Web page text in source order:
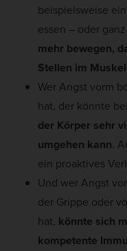
beispielsweise
essen – oder
mehr bewegen,
Stellen im
Wer Angst vorm
hat, der könnte
der Körper sehr
umgehen kann.
ein proaktives
Und wer Angst
der Grippe oder
hat, könnte sich
kompetente